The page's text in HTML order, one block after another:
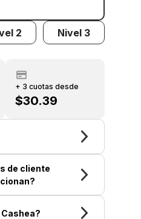
2 Nivel 3
+ 3 cuotas desde
$30.39
de cliente